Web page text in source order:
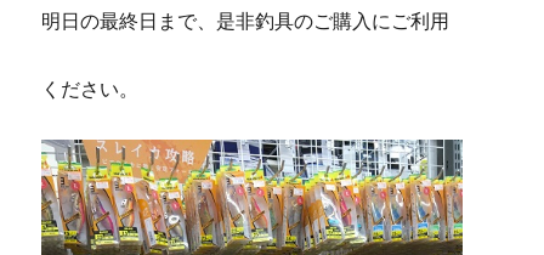
明日の最終日まで、是非釣具のご購入にご利用
ください。